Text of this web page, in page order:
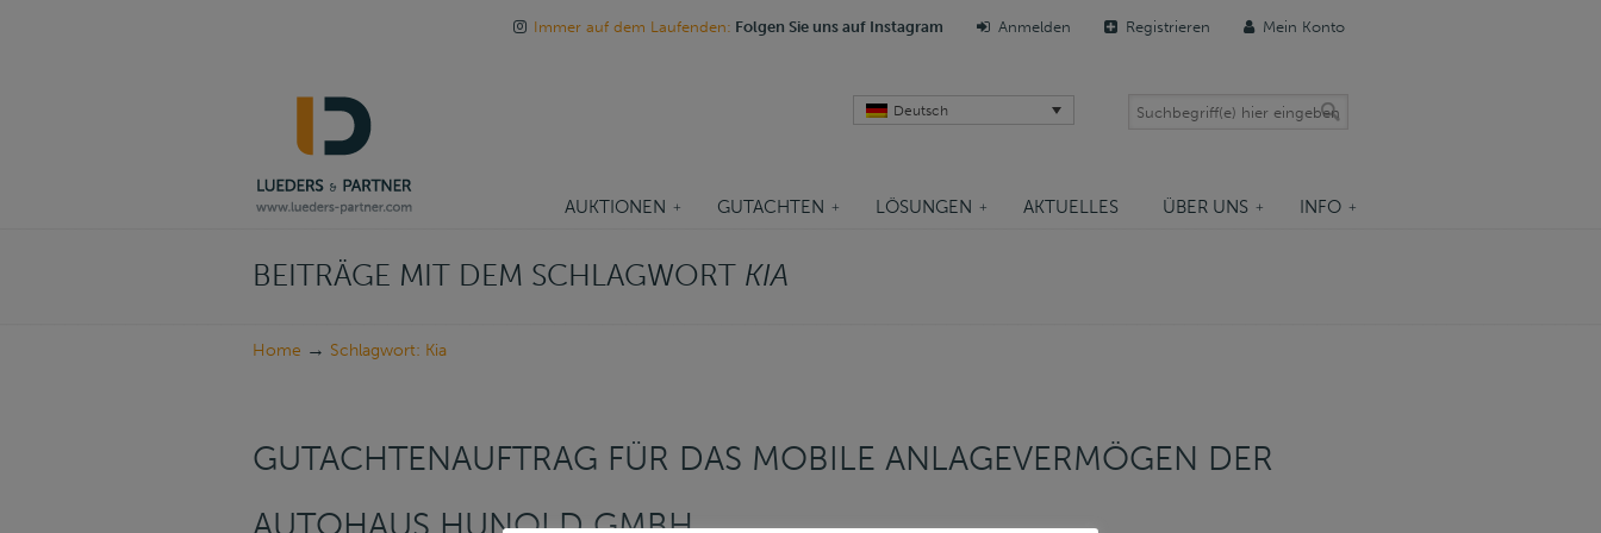
Immer auf dem Laufenden: Folgen Sie uns auf Instagram Anmelden Registrieren Mein Konto
Deutsch
AUKTIONEN GUTACHTEN LÖSUNGEN AKTUELLES ÜBER UNS INFO
Navigation
BEITRÄGE MIT DEM SCHLAGWORT KIA
Home → Schlagwort: Kia
GUTACHTENAUFTRAG FÜR DAS MOBILE ANLAGEVERMÖGEN DER
AUTOHAUS HUNOLD GMBH